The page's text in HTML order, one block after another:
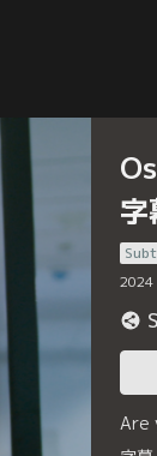
2024
Are